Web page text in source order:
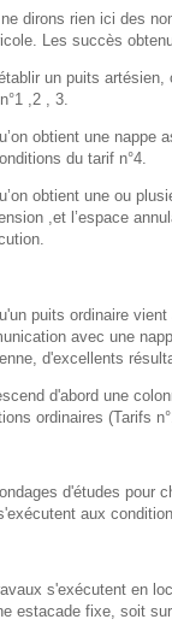
dirons rien ici des
Les succès
un puits
,2 , 3.
obtient une nappe
du tarif n°4.
obtient une ou
,et l’espace
puits ordinaire
avec une
d'excellents
d'abord une
ordinaires (Tarifs
d'études pour
aux
s'exécutent en
estacade fixe, soit